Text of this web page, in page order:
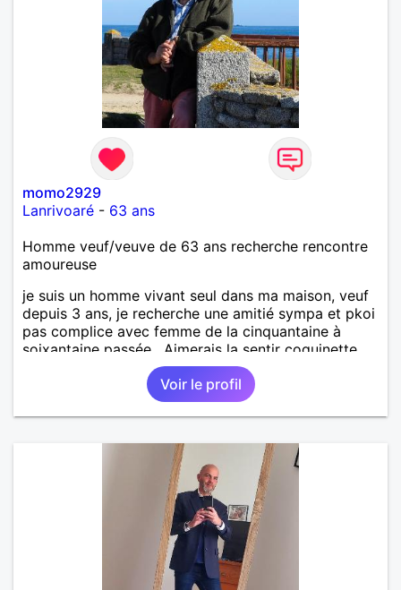
momo2929
Lanrivoaré - 63 ans
Homme veuf/veuve de 63 ans recherche rencontre
amoureuse
je suis un homme vivant seul dans ma maison, veuf
depuis 3 ans, je recherche une amitié sympa et pkoi
pas complice avec femme de la cinquantaine à
soixantaine passée . Aimerais la sentir coquinette,
pour se faire des bisous et qui sait se découvrir
Voir le profil